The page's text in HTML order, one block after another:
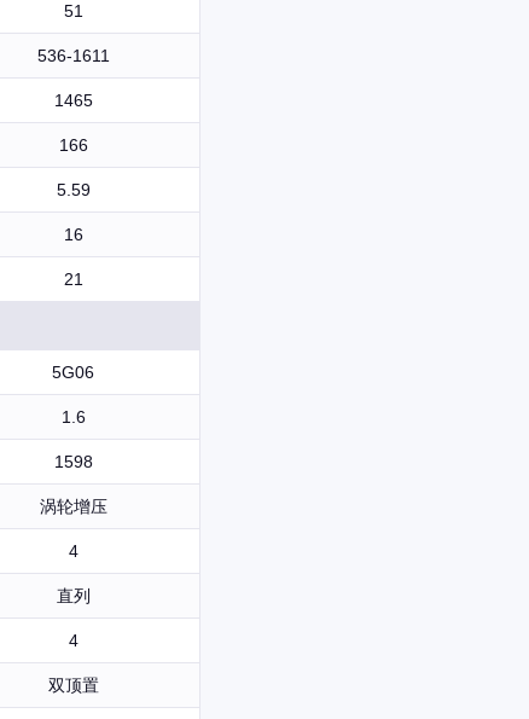
51
536-1611
1465
166
5.59
16
21
5G06
1.6
1598
涡轮增压
4
直列
4
双顶置